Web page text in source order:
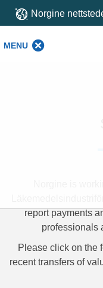
Norgine
MENU
report payments
professionals
Please click on the
recent transfers of